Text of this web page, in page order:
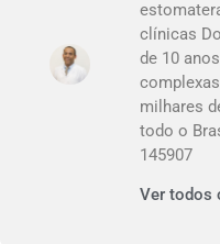
clínicas
de 10
milhares
todo o
145907
Ver todos